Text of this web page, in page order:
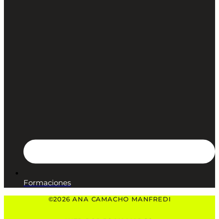
Formaciones
©2026 ANA CAMACHO MANFREDI